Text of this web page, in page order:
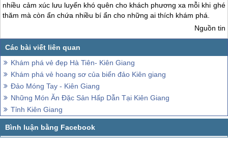
nhiều cảm xúc lưu luyến khó quên cho khách phương xa mỗi khi ghé
thăm mà còn ẩn chứa nhiều bí ẩn cho những ai thích khám phá.
Nguồn tin
Khám phá vẻ đẹp Hà Tiên- Kiên Giang
Khám phá vẻ hoang sơ của biển đảo Kiên giang
Đảo Móng Tay - Kiên Giang
Những Món Ăn Đặc Sản Hấp Dẫn Tại Kiên Giang
Tỉnh Kiên Giang